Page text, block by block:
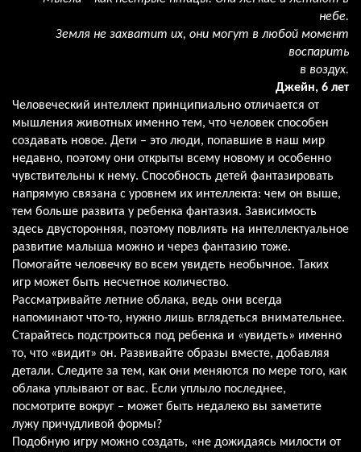
небе.
Земля не захватит их, они могут в любой момент
воспарить
в воздух.
Джейн, 6 лет
Человеческий интеллект принципиально отличается от
мышления животных именно тем, что человек способен
создавать новое. Дети – это люди, попавшие в наш мир
недавно, поэтому они открыты всему новому и особенно
чувствительны к нему. Способность детей фантазировать
напрямую связана с уровнем их интеллекта: чем он выше,
тем больше развита у ребенка фантазия. Зависимость
здесь двусторонняя, поэтому повлиять на интеллектуальное
развитие малыша можно и через фантазию тоже.
Помогайте человечку во всем увидеть необычное. Таких
игр может быть несчетное количество.
Рассматривайте летние облака, ведь они всегда
напоминают что-то, нужно лишь вглядеться внимательнее.
Старайтесь подстроиться под ребенка и «увидеть» именно
то, что «видит» он. Развивайте образы вместе, добавляя
детали. Следите за тем, как они меняются по мере того, как
облака уплывают от вас. Если уплыло последнее,
посмотрите вокруг – может быть недалеко вы заметите
лужу причудливой формы?
Подобную игру можно создать, «не дожидаясь милости от